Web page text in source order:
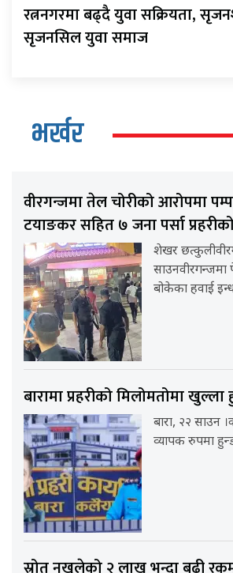
रत्ननगरमा बढ्दै युवा सक्रियता,
सृजनसिल युवा समाज
भर्खर
वीरगन्जमा तेल चोरीको आरोपमा
टयाङकर सहित ७ जना पर्सा
शेखर
साउनवीरगन्जमा
बोकेका हवाई
बारामा प्रहरीको मिलोमतोमा खुल्ला
बारा, २२ साउन
व्यापक रुपमा